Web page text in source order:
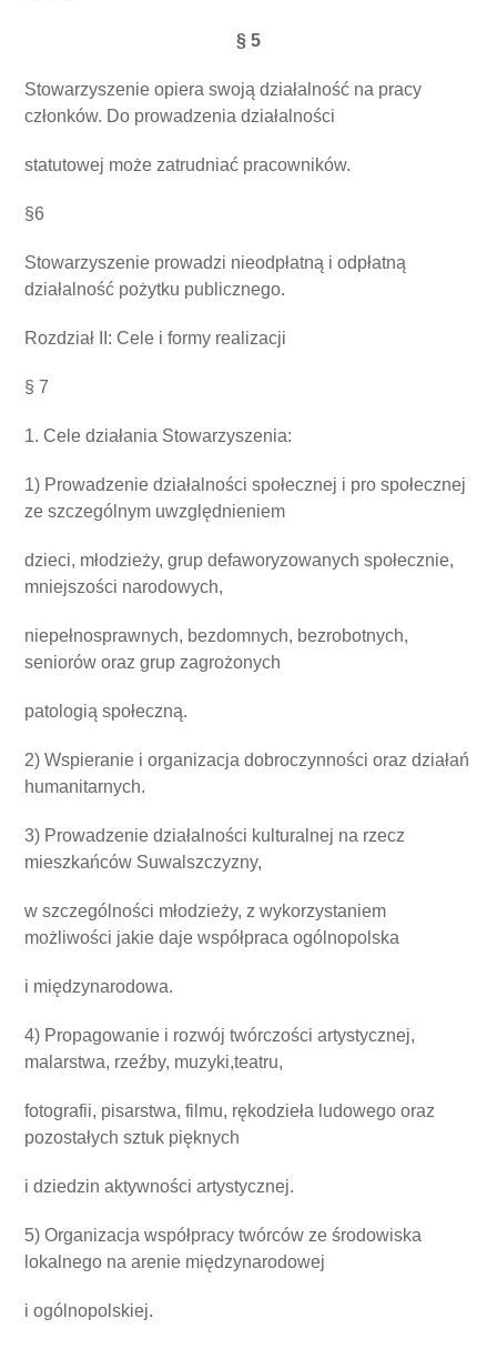
§ 5
Stowarzyszenie opiera swoją działalność na pracy
członków. Do prowadzenia działalności
statutowej może zatrudniać pracowników.
§6
Stowarzyszenie prowadzi nieodpłatną i odpłatną
działalność pożytku publicznego.
Rozdział II: Cele i formy realizacji
§ 7
1. Cele działania Stowarzyszenia:
1) Prowadzenie działalności społecznej i pro społecznej
ze szczególnym uwzględnieniem
dzieci, młodzieży, grup defaworyzowanych społecznie,
mniejszości narodowych,
niepełnosprawnych, bezdomnych, bezrobotnych,
seniorów oraz grup zagrożonych
patologią społeczną.
2) Wspieranie i organizacja dobroczynności oraz działań
humanitarnych.
3) Prowadzenie działalności kulturalnej na rzecz
mieszkańców Suwalszczyzny,
w szczególności młodzieży, z wykorzystaniem
możliwości jakie daje współpraca ogólnopolska
i międzynarodowa.
4) Propagowanie i rozwój twórczości artystycznej,
malarstwa, rzeźby, muzyki,teatru,
fotografii, pisarstwa, filmu, rękodzieła ludowego oraz
pozostałych sztuk pięknych
i dziedzin aktywności artystycznej.
5) Organizacja współpracy twórców ze środowiska
lokalnego na arenie międzynarodowej
i ogólnopolskiej.